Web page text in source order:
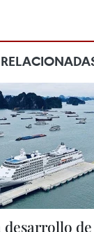
desarrollo de